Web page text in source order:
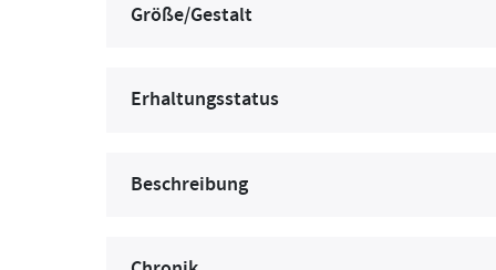
Größe/Gestalt
Erhaltungsstatus
Beschreibung